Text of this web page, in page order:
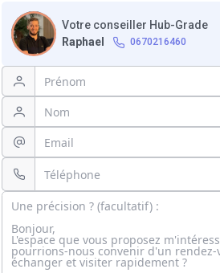
Votre conseiller Hub-Grade
Raphael
0670216460